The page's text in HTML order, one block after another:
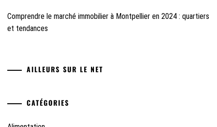
Comprendre le marché immobilier à Montpellier en 2024 : quartiers
et tendances
AILLEURS SUR LE NET
CATÉGORIES